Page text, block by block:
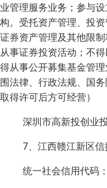
业管理服务业务；参与
构。受托资产管理、投
证券资产管理及其他限
从事证券投资活动；不
得从事公开募集基金管
围法律、行政法规、国
取得许可后方可经营）
深圳市高新投创业
7、江西赣江新区信
统一社会信用代码